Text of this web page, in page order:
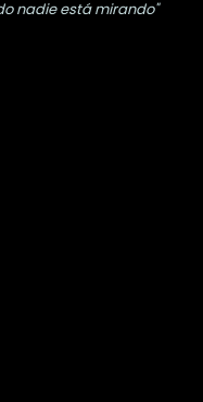
nadie está mirando"